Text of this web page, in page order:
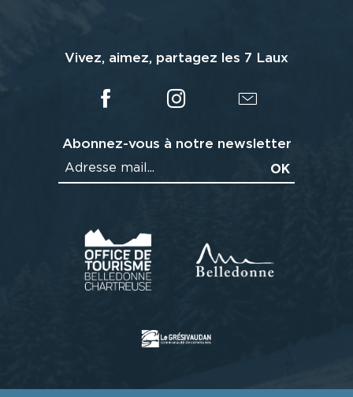
Vivez, aimez, partagez les 7 Laux
Abonnez-vous à notre newsletter